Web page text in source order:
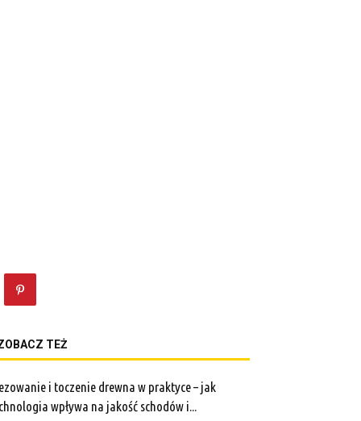
TEŻ
i toczenie drewna w praktyce – jak
wpływa na jakość schodów i...